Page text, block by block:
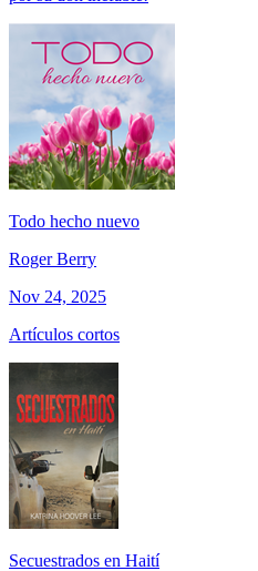
Todo hecho nuevo
Roger Berry
Nov 24, 2025
Artículos cortos
Secuestrados en Haití